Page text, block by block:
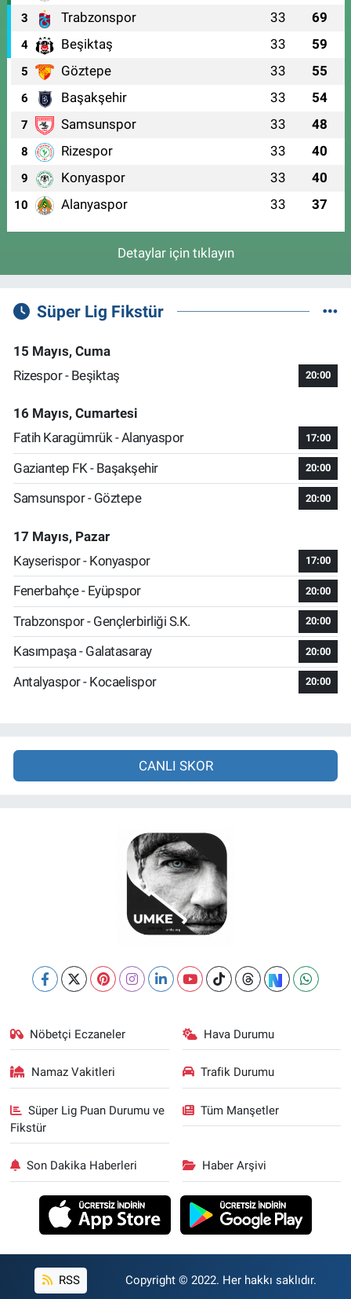
3 Trabzonspor 33 69
4 Beşiktaş 33 59
5 Göztepe 33 55
6 Başakşehir 33 54
7 Samsunspor 33 48
8 Rizespor 33 40
9 Konyaspor 33 40
10 Alanyaspor 33 37
Detaylar için tıklayın
Süper Lig Fikstür
15 Mayıs, Cuma
Rizespor - Beşiktaş
20:00
16 Mayıs, Cumartesi
Fatih Karagümrük - Alanyaspor
17:00
Gaziantep FK - Başakşehir 20:00
Samsunspor - Göztepe 20:00
17 Mayıs, Pazar
Kayserispor - Konyaspor
17:00
Fenerbahçe - Eyüpspor 20:00
Trabzonspor - Gençlerbirliği S.K. 20:00
Kasımpaşa - Galatasaray 20:00
Antalyaspor - Kocaelispor 20:00
CANLI SKOR
Nöbetçi Eczaneler Hava Durumu
Namaz Vakitleri Trafik Durumu
Süper Lig Puan Durumu ve
Fikstür
Tüm Manşetler
Son Dakika Haberleri Haber Arşivi
RSS Copyright © 2022. Her hakkı saklıdır.